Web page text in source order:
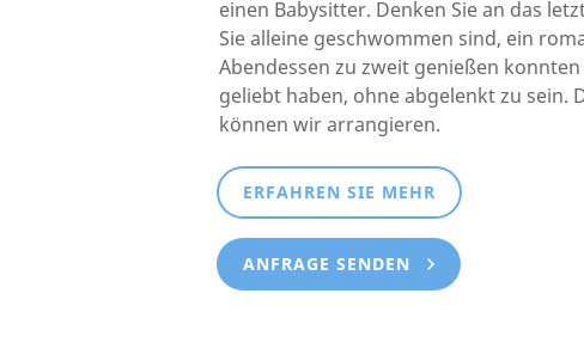
einen Babysitter. Denken Sie an das
Sie alleine geschwommen sind, ein
Abendessen zu zweit genießen
geliebt haben, ohne abgelenkt zu sein.
können wir arrangieren.
ERFAHREN SIE MEHR
ANFRAGE SENDEN